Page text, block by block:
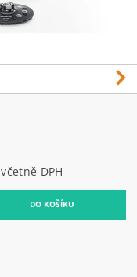
18 984,90 Kč včetně DPH